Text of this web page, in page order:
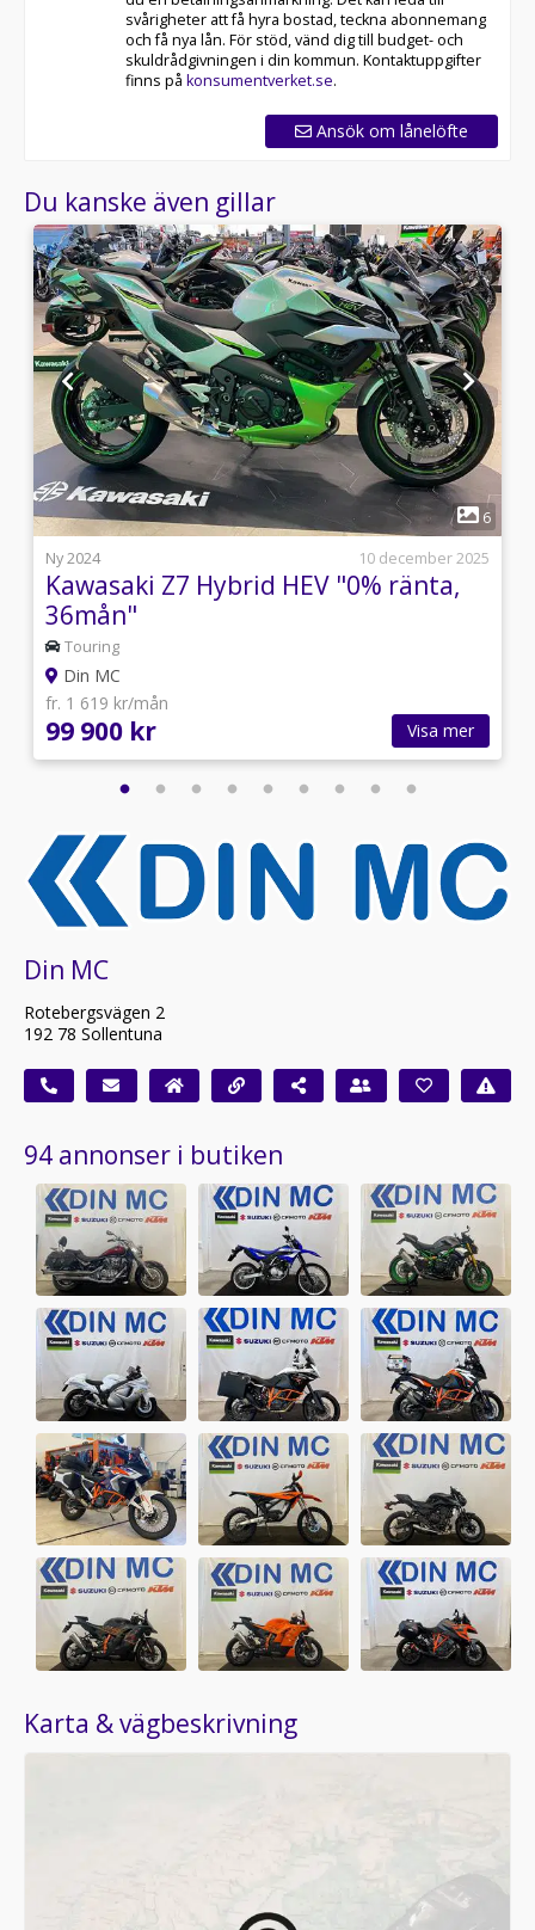
svårigheter att få hyra bostad, teckna abonnemang
och få nya lån. För stöd, vänd dig till budget- och
skuldrådgivningen i din kommun. Kontaktuppgifter
finns på konsumentverket.se.
Ansök om lånelöfte
Du kanske även gillar
1
6
Ny 2024
10 december 2025
Kawasaki Z7 Hybrid HEV "0% ränta,
36mån"
Touring
Din MC
fr. 1 619 kr/mån
99 900 kr Visa mer
Din MC
Rotebergsvägen 2
192 78 Sollentuna
94 annonser i butiken
Karta & vägbeskrivning